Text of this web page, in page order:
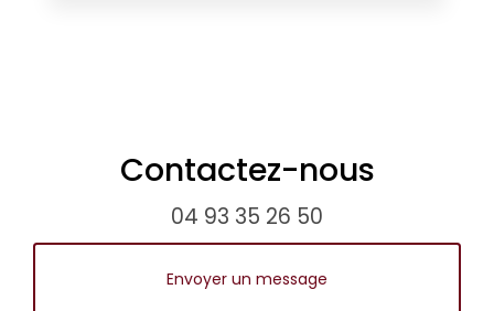
Contactez-nous
04 93 35 26 50
Envoyer un message